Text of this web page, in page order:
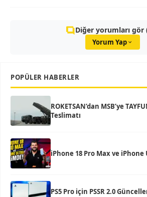
Diğer yorumları gör
Yorum Yap
POPÜLER HABERLER
ROKETSAN’dan MSB’ye
Teslimatı
iPhone 18 Pro Max ve
PS5 Pro için PSSR 2.0